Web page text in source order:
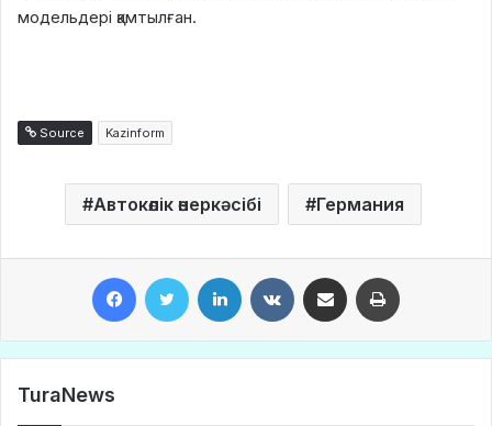
модельдері қамтылған.
Source Kazinform
Автокөлік өнеркәсібі Германия
TuraNews